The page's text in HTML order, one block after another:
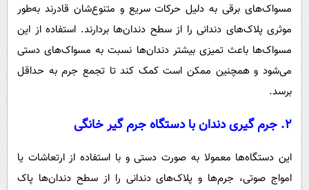
مسواک‌های برقی به دلیل حرکات سریع و متنوع‌شان قادرند به‌طور
موثری پلاک‌های دندانی را از سطح دندان‌ها بردارند. استفاده از این
مسواک‌ها باعث تمیزی بیشتر دندان‌ها نسبت به مسواک‌های دستی
می‌شود و همچنین ممکن است کمک کند تا تجمع جرم به حداقل
برسد.
۲. جرم گیری دندان با دستگاه جرم گیر خانگی
این دستگاه‌ها معمولا به صورت دستی و با استفاده از ارتعاشات یا
امواج صوتی، جرم‌ها و پلاک‌های دندانی را از سطح دندان‌ها پاک